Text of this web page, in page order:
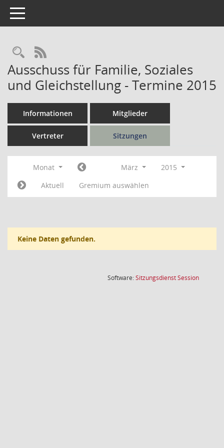
Toggle navigation
Rechercheauswahl
RSS-Feed
Ausschuss für Familie, Soziales
und Gleichstellung - Termine 2015
Informationen Mitglieder
Vertreter Sitzungen
Monat März
2015
Aktuell
Gremium auswählen
Keine Daten gefunden.
Software:SitzungsdienstSession(Wird in